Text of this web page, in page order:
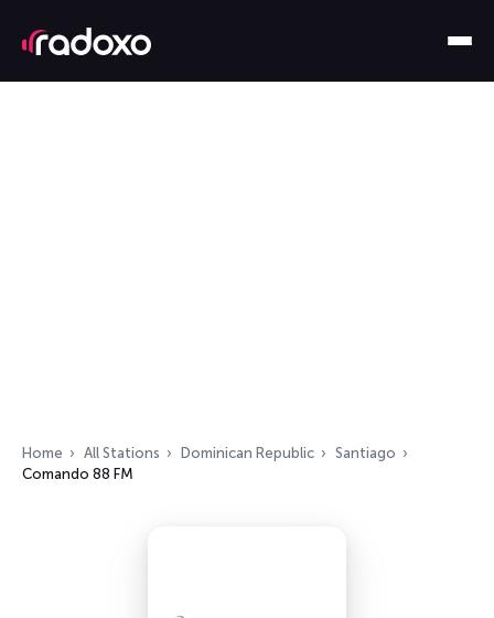
Home All Stations Dominican Republic
Santiago
Comando 88 FM